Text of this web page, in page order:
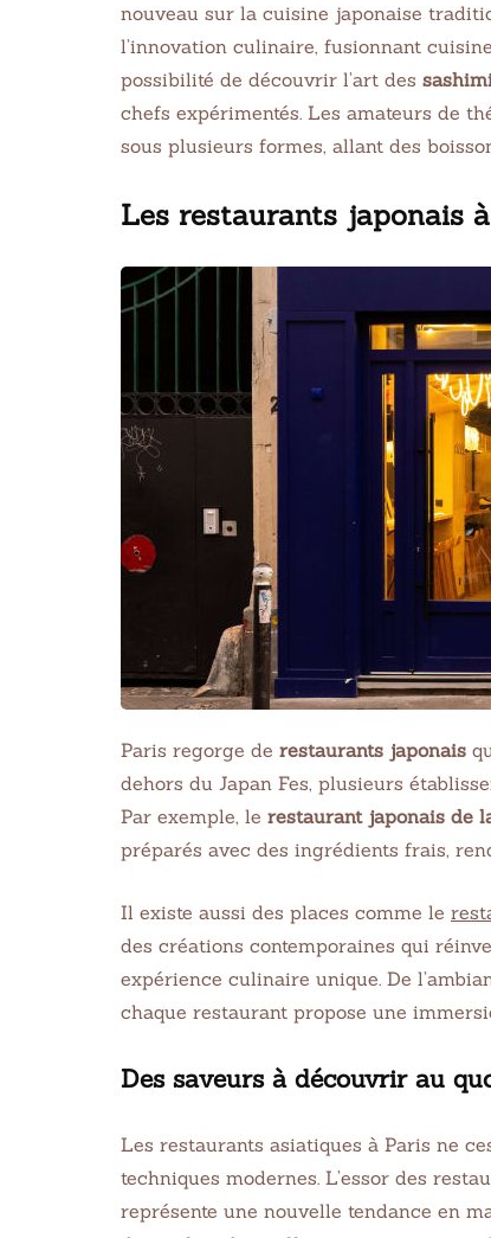
nouveau sur la cuisine japonaise
l’innovation culinaire, fusionnant
possibilité de découvrir l’art des
chefs expérimentés. Les amateurs de
sous plusieurs formes, allant des
Les restaurants japonais
Paris regorge de restaurants japonais
dehors du Japan Fes, plusieurs
Par exemple, le restaurant japonais de
préparés avec des ingrédients frais,
Il existe aussi des places comme le
des créations contemporaines qui
expérience culinaire unique. De
chaque restaurant propose une
Des saveurs à découvrir au
Les restaurants asiatiques à Paris ne
techniques modernes. L’essor des
représente une nouvelle tendance en